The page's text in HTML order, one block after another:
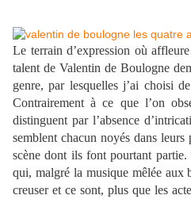
Le terrain d’expression où
talent de Valentin de Boulogne
genre, par lesquelles j’ai choisi
Contrairement à ce que l’on
distinguent par l’absence
semblent chacun noyés dans leurs
scène dont ils font pourtant
qui, malgré la musique mêlée aux
creuser et ce sont, plus que les